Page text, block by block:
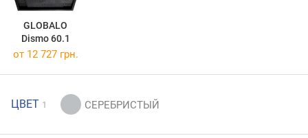
GLOBALO
Dismo 60.1
от 12 727 грн.
ЦВЕТ 1